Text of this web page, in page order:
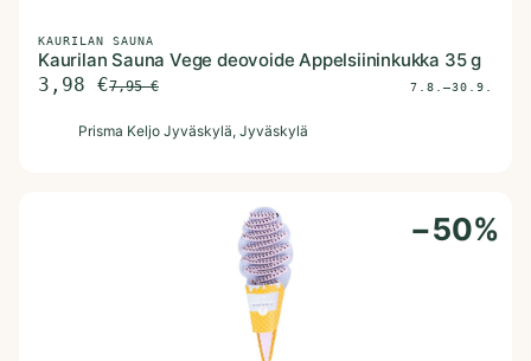
KAURILAN SAUNA
Kaurilan Sauna Vege deovoide Appelsiininkukka 35 g
3,98 €7,95€ 7.8.–30.9.
Prisma Keljo Jyväskylä, Jyväskylä
−50%